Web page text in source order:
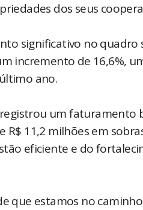
dos seus
significativo no quadro
incremento de 16,6%,
ano.
um faturamento
11,2 milhões em
eficiente e do
que estamos no